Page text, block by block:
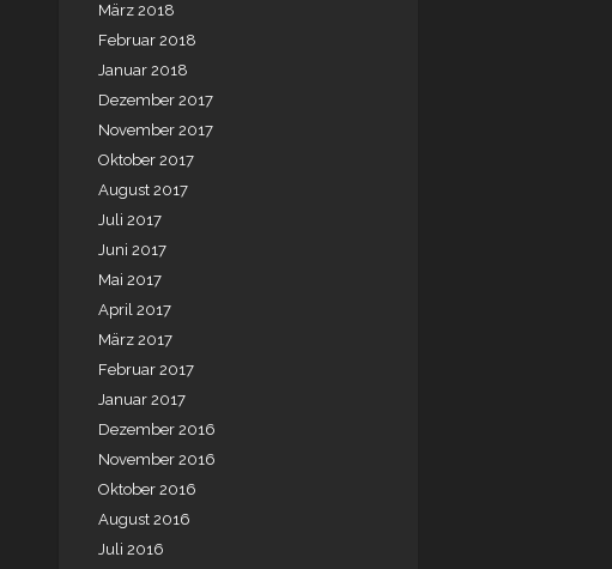
März 2018
Februar 2018
Januar 2018
Dezember 2017
November 2017
Oktober 2017
August 2017
Juli 2017
Juni 2017
Mai 2017
April 2017
März 2017
Februar 2017
Januar 2017
Dezember 2016
November 2016
Oktober 2016
August 2016
Juli 2016